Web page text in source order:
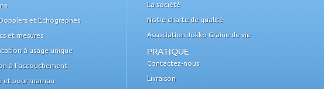
et Échographes
et mesures
à usage unique
à l'accouchement
et pour maman
La société
Notre charte de qualité
Association Jokko Graine de vie
PRATIQUE
Contactez-nous
Livraison